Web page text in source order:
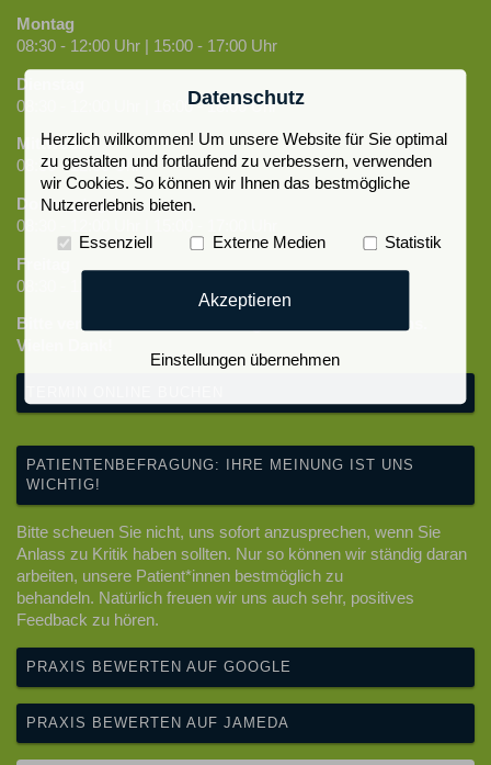
Montag
08:30 - 12:00 Uhr | 15:00 - 17:00 Uhr
Dienstag
08:30 - 12:00 Uhr | 16:00 - 18:00 Uhr
Mittwoch
08:30 - 12:00 Uhr
Donnerstag
08:30 - 12:00 Uhr | 15:00 - 17:00 Uhr
Freitag
08:30 - 12:00 Uhr
Bitte vereinbaren Sie rechtzeitig Ihre Termine mit uns.
Vielen Dank!
PATIENTENBEFRAGUNG: IHRE MEINUNG IST UNS
WICHTIG!
Bitte scheuen Sie nicht, uns sofort anzusprechen, wenn Sie
Anlass zu Kritik haben sollten. Nur so können wir ständig daran
arbeiten, unsere Patient*innen bestmöglich zu
behandeln. Natürlich freuen wir uns auch sehr, positives
Feedback zu hören.
PRAXIS BEWERTEN AUF GOOGLE
PRAXIS BEWERTEN AUF JAMEDA
Datenschutz
Herzlich willkommen! Um unsere Website für Sie optimal
zu gestalten und fortlaufend zu verbessern, verwenden
wir Cookies. So können wir Ihnen das bestmögliche
Nutzererlebnis bieten.
Essenziell Externe Medien Statistik
Akzeptieren
Einstellungen übernehmen